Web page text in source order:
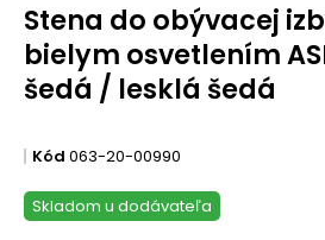
Stena do obývacej
bielym osvetlením
šedá / lesklá šedá
Kód 063-20-00990
Skladom u dodávateľa